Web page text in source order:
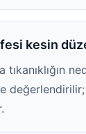
kesin
tıkanıklığın